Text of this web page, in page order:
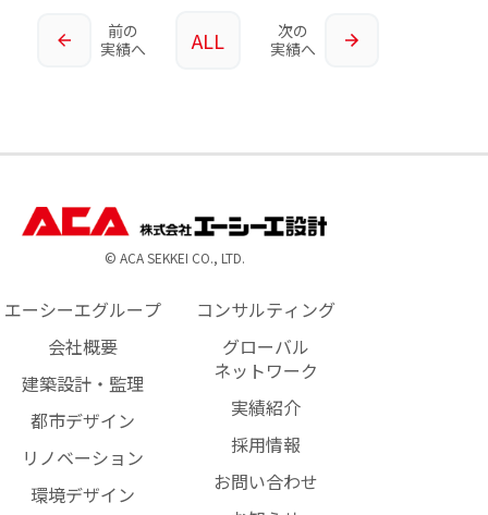
前の
実績へ
ALL
次の
実績へ
© ACA SEKKEI CO., LTD.
エーシーエグループ
会社概要
建築設計・監理
都市デザイン
リノベーション
環境デザイン
コンサルティング
グローバル
ネットワーク
実績紹介
採用情報
お問い合わせ